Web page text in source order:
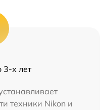
3-х лет
техники Nikon и